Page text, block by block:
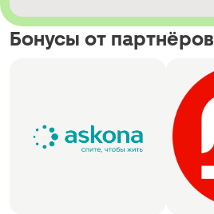
Бонусы от партнёров